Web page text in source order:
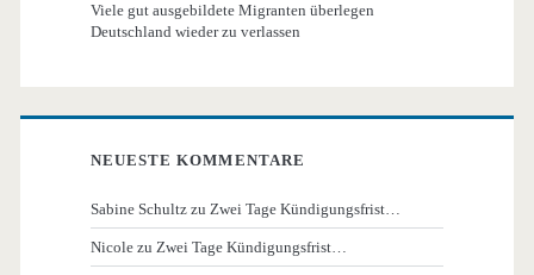
Viele gut ausgebildete Migranten überlegen
Deutschland wieder zu verlassen
NEUESTE KOMMENTARE
Sabine Schultz zu Zwei Tage Kündigungsfrist…
Nicole zu Zwei Tage Kündigungsfrist…